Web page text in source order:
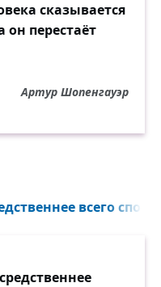
сказывается
перестаёт
Артур Шопенгауэр
всего